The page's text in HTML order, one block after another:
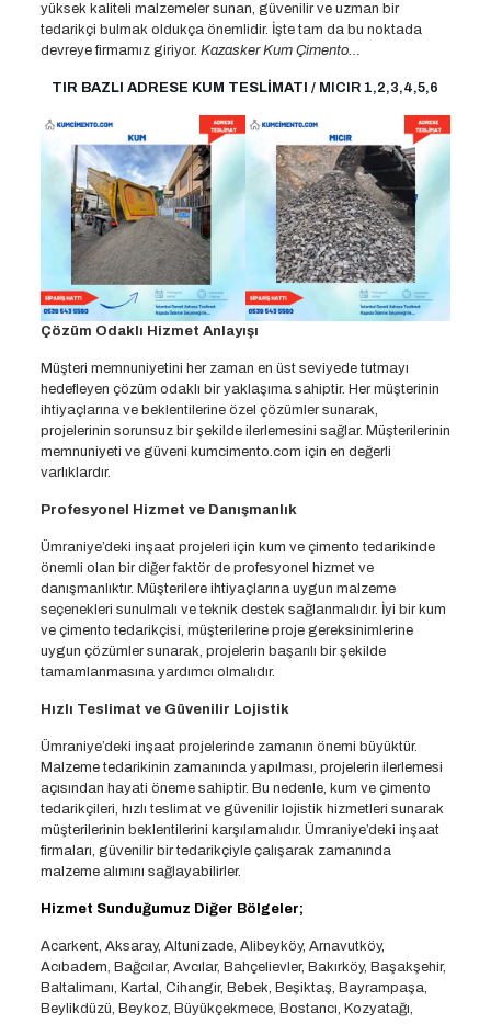
yüksek kaliteli malzemeler sunan, güvenilir ve uzman bir
tedarikçi bulmak oldukça önemlidir. İşte tam da bu noktada
devreye firmamız giriyor. Kazasker Kum Çimento…
TIR BAZLI ADRESE KUM TESLİMATI / MICIR 1,2,3,4,5,6
Çözüm Odaklı Hizmet Anlayışı
Müşteri memnuniyetini her zaman en üst seviyede tutmayı
hedefleyen çözüm odaklı bir yaklaşıma sahiptir. Her müşterinin
ihtiyaçlarına ve beklentilerine özel çözümler sunarak,
projelerinin sorunsuz bir şekilde ilerlemesini sağlar. Müşterilerinin
memnuniyeti ve güveni kumcimento.com için en değerli
varlıklardır.
Profesyonel Hizmet ve Danışmanlık
Ümraniye’deki inşaat projeleri için kum ve çimento tedarikinde
önemli olan bir diğer faktör de profesyonel hizmet ve
danışmanlıktır. Müşterilere ihtiyaçlarına uygun malzeme
seçenekleri sunulmalı ve teknik destek sağlanmalıdır. İyi bir kum
ve çimento tedarikçisi, müşterilerine proje gereksinimlerine
uygun çözümler sunarak, projelerin başarılı bir şekilde
tamamlanmasına yardımcı olmalıdır.
Hızlı Teslimat ve Güvenilir Lojistik
Ümraniye’deki inşaat projelerinde zamanın önemi büyüktür.
Malzeme tedarikinin zamanında yapılması, projelerin ilerlemesi
açısından hayati öneme sahiptir. Bu nedenle, kum ve çimento
tedarikçileri, hızlı teslimat ve güvenilir lojistik hizmetleri sunarak
müşterilerinin beklentilerini karşılamalıdır. Ümraniye’deki inşaat
firmaları, güvenilir bir tedarikçiyle çalışarak zamanında
malzeme alımını sağlayabilirler.
Hizmet Sunduğumuz Diğer Bölgeler;
Acarkent, Aksaray, Altunizade, Alibeyköy, Arnavutköy,
Acıbadem, Bağcılar, Avcılar, Bahçelievler, Bakırköy, Başakşehir,
Baltalimanı, Kartal, Cihangir, Bebek, Beşiktaş, Bayrampaşa,
Beylikdüzü, Beykoz, Büyükçekmece, Bostancı, Kozyatağı,